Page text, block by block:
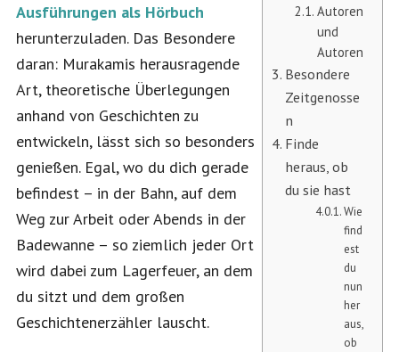
Autoren
und
Autoren
Besondere
Zeitgenosse
n
Finde
heraus, ob
du sie hast
Wie
find
est
du
nun
her
aus,
ob
Ausführungen als Hörbuch
herunterzuladen. Das Besondere
daran: Murakamis herausragende
Art, theoretische Überlegungen
anhand von Geschichten zu
entwickeln, lässt sich so besonders
genießen. Egal, wo du dich gerade
befindest – in der Bahn, auf dem
Weg zur Arbeit oder Abends in der
Badewanne – so ziemlich jeder Ort
wird dabei zum Lagerfeuer, an dem
du sitzt und dem großen
Geschichtenerzähler lauscht.